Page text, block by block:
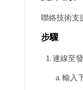
聯絡技術支
步驟
連線至
輸入